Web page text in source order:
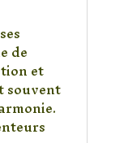
de
et
souvent